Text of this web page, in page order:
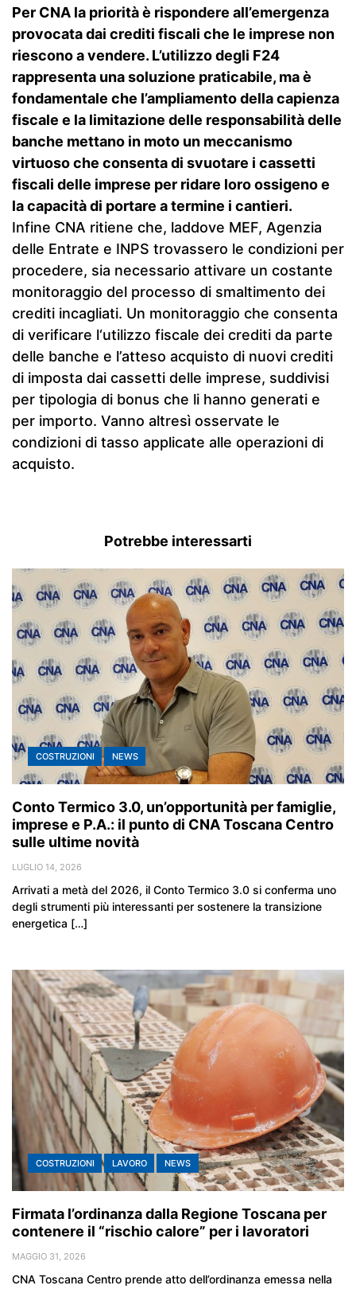
Per CNA la priorità è rispondere all’emergenza
provocata dai crediti fiscali che le imprese non
riescono a vendere. L’utilizzo degli F24
rappresenta una soluzione praticabile, ma è
fondamentale che l’ampliamento della capienza
fiscale e la limitazione delle responsabilità delle
banche mettano in moto un meccanismo
virtuoso che consenta di svuotare i cassetti
fiscali delle imprese per ridare loro ossigeno e
la capacità di portare a termine i cantieri.
Infine CNA ritiene che, laddove MEF, Agenzia
delle Entrate e INPS trovassero le condizioni per
procedere, sia necessario attivare un costante
monitoraggio del processo di smaltimento dei
crediti incagliati. Un monitoraggio che consenta
di verificare l‘utilizzo fiscale dei crediti da parte
delle banche e l’atteso acquisto di nuovi crediti
di imposta dai cassetti delle imprese, suddivisi
per tipologia di bonus che li hanno generati e
per importo. Vanno altresì osservate le
condizioni di tasso applicate alle operazioni di
acquisto.
Potrebbe interessarti
COSTRUZIONI NEWS
Conto Termico 3.0, un’opportunità per famiglie,
imprese e P.A.: il punto di CNA Toscana Centro
sulle ultime novità
LUGLIO 14, 2026
Arrivati a metà del 2026, il Conto Termico 3.0 si conferma uno
degli strumenti più interessanti per sostenere la transizione
energetica […]
COSTRUZIONI LAVORO NEWS
Firmata l’ordinanza dalla Regione Toscana per
contenere il “rischio calore” per i lavoratori
MAGGIO 31, 2026
CNA Toscana Centro prende atto dell’ordinanza emessa nella